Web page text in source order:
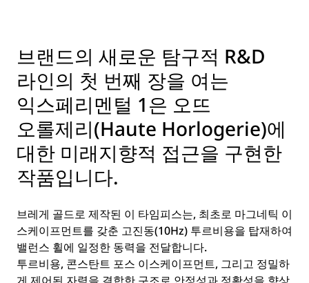
브랜드의 새로운 탐구적 R&D
라인의 첫 번째 장을 여는
익스페리멘털 1은 오뜨
오롤제리(Haute Horlogerie)에
대한 미래지향적 접근을 구현한
작품입니다.
브레게 골드로 제작된 이 타임피스는, 최초로 마그네틱 이
스케이프먼트를 갖춘 고진동(10Hz) 투르비용을 탑재하여
밸런스 휠에 일정한 동력을 전달합니다.
투르비용, 콘스탄트 포스 이스케이프먼트, 그리고 정밀하